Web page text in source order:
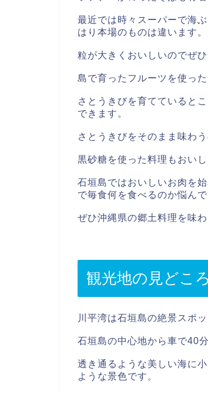
最近では時々スーパーで海
はり本場のものは違います。
粒が大きくおいしいのでぜ
島で育ったフルーツを使っ
さとうきびを育てていると
できます。
さとうきびをそのまま味わ
黒砂糖を使った料理もおいし
石垣島ではおいしいお肉を
で毎食何を食べるのか悩んで
ぜひ沖縄県の郷土料理を味わ
観光地の見どこ
川平湾は石垣島の絶景スポ
石垣島の中心地から車で40
透き通るような美しい海に
ような景色です。